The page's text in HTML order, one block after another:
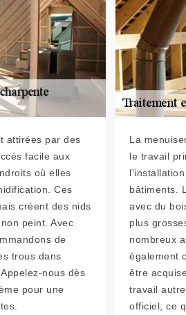
attirées par des
facile aux
où elles
Ces
créent des nids
peint. Avec
de
trous dans
nous dès
pour une
La
le travail
bâtiments.
avec du
plus
nombreux
également
être
travail
officiel, ce